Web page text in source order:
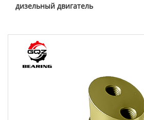
дизельный двигатель